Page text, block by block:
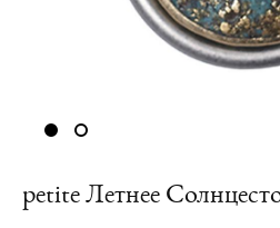
petite Летнее